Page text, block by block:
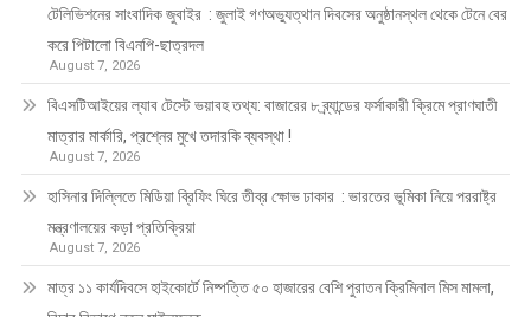
টেলিভিশনের সাংবাদিক জুবাইর : জুলাই গণঅভ্যুত্থান দিবসের অনুষ্ঠানস্থল থেকে টেনে বের
করে পিটালো বিএনপি-ছাত্রদল
August 7, 2026
বিএসটিআইয়ের ল্যাব টেস্টে ভয়াবহ তথ্য: বাজারের ৮ ব্র্যান্ডের ফর্সাকারী ক্রিমে প্রাণঘাতী
মাত্রার মার্কারি, প্রশ্নের মুখে তদারকি ব্যবস্থা !
August 7, 2026
হাসিনার দিল্লিতে মিডিয়া ব্রিফিং ঘিরে তীব্র ক্ষোভ ঢাকার : ভারতের ভূমিকা নিয়ে পররাষ্ট্র
মন্ত্রণালয়ের কড়া প্রতিক্রিয়া
August 7, 2026
মাত্র ১১ কার্যদিবসে হাইকোর্টে নিষ্পত্তি ৫০ হাজারের বেশি পুরাতন ক্রিমিনাল মিস মামলা,